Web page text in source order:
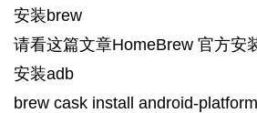
安装brew
请看这篇文章HomeBrew 官方安
安装adb
brew cask install android-